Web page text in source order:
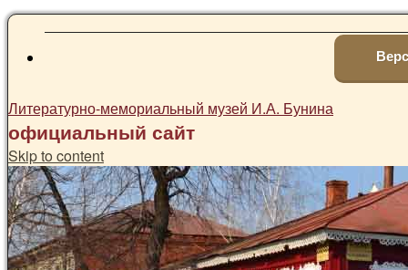
Литературно-мемориальный музей И.А. Бунина
официальный сайт
Skip to content